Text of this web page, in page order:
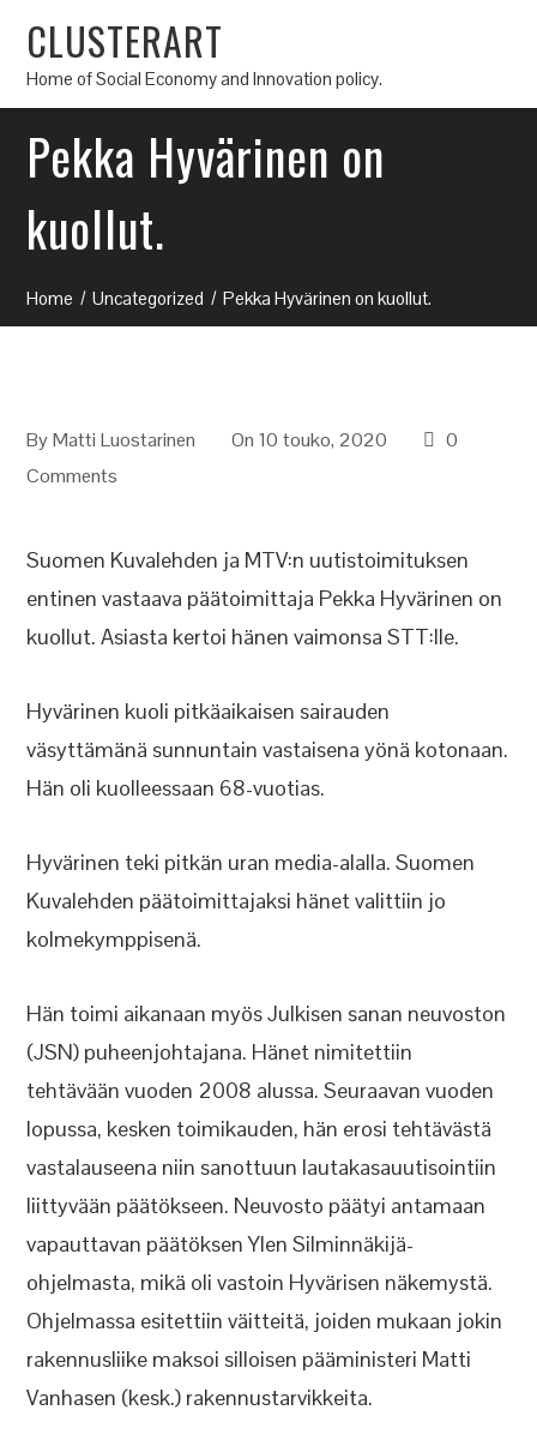
CLUSTERART
Home of Social Economy and Innovation policy.
Pekka Hyvärinen on
kuollut.
Home Uncategorized Pekka Hyvärinen on kuollut.
ByMatti Luostarinen On 10 touko, 2020
0
Comments
Suomen Kuvalehden ja MTV:n uutistoimituksen
entinen vastaava päätoimittaja Pekka Hyvärinen on
kuollut. Asiasta kertoi hänen vaimonsa STT:lle.
Hyvärinen kuoli pitkäaikaisen sairauden
väsyttämänä sunnuntain vastaisena yönä kotonaan.
Hän oli kuolleessaan 68-vuotias.
Hyvärinen teki pitkän uran media-alalla. Suomen
Kuvalehden päätoimittajaksi hänet valittiin jo
kolmekymppisenä.
Hän toimi aikanaan myös Julkisen sanan neuvoston
(JSN) puheenjohtajana. Hänet nimitettiin
tehtävään vuoden 2008 alussa. Seuraavan vuoden
lopussa, kesken toimikauden, hän erosi tehtävästä
vastalauseena niin sanottuun lautakasauutisointiin
liittyvään päätökseen. Neuvosto päätyi antamaan
vapauttavan päätöksen Ylen Silminnäkijä-
ohjelmasta, mikä oli vastoin Hyvärisen näkemystä.
Ohjelmassa esitettiin väitteitä, joiden mukaan jokin
rakennusliike maksoi silloisen pääministeri Matti
Vanhasen (kesk.) rakennustarvikkeita.